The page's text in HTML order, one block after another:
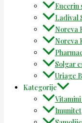
Eucerin
Ladival
Noreva
Noreva
Solgar
Uriage
Kategorije
Imunitet